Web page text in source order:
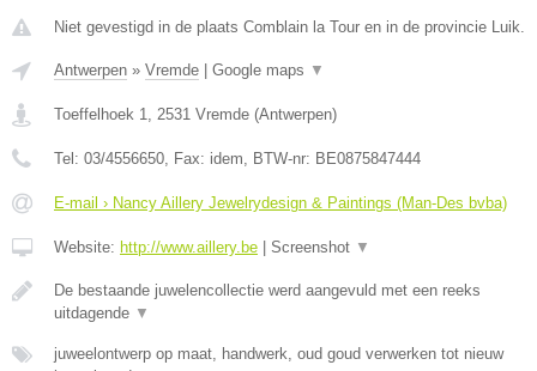
Niet gevestigd in de plaats Comblain la Tour en in de provincie Luik.
Antwerpen » Vremde | Google maps ▼
Toeffelhoek 1 2531 Vremde (Antwerpen)
Tel: 03/4556650 , Fax: idem , BTW-nr: BE0875847444
E-mail › Nancy Aillery Jewelrydesign & Paintings (Man-Des bvba)
Website: http://www.aillery.be | Screenshot ▼
De bestaande juwelencollectie werd aangevuld met een reeks
uitdagende ▼
juweelontwerp op maat, handwerk, oud goud verwerken tot nieuw